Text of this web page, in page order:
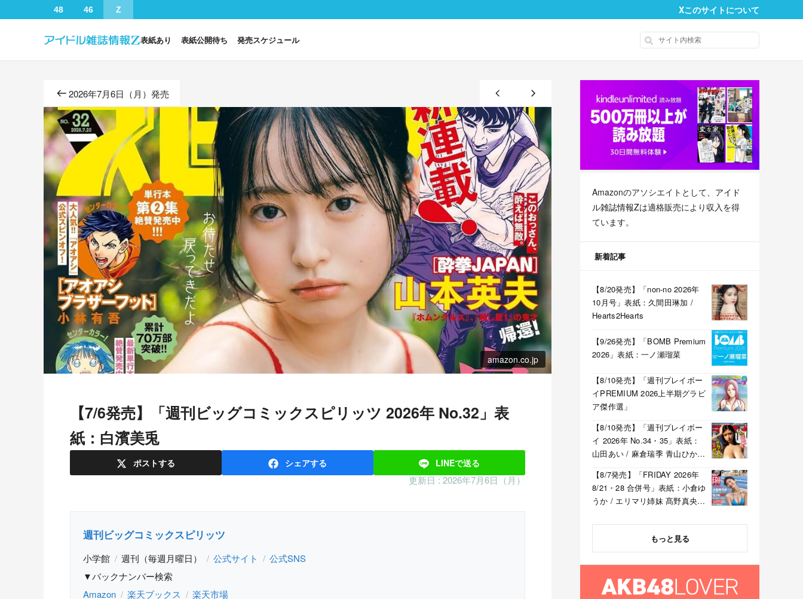
48 46 Z Xこのサイトについて
表紙あり 表紙公開待ち 発売スケジュール
2026年7月6日（月）発売
amazon.co.jp
【7/6発売】「週刊ビッグコミックスピリッツ 2026年 No.32」表
紙：白濱美兎
ポストする シェアする LINEで送る
更新日 : 2026年7月6日（月）
週刊ビッグコミックスピリッツ
小学館 週刊（毎週月曜日） 公式サイト
公式SNS
▼バックナンバー検索
Amazon
楽天ブックス 楽天市場
Amazonのアソシエイトとして、 アイド
ル雑誌情報Zは適格販売により収入を得
ています。
新着記事
【8/20発売】「non-no 2026年
10月号」表紙：久間田琳加 /
Hearts2Hearts
【9/26発売】「BOMB Premium
2026」表紙：一ノ瀬瑠菜
【8/10発売】「週刊プレイボー
イPREMIUM 2026上半期グラビ
ア傑作選」
【8/10発売】「週刊プレイボー
イ 2026年 No.34・35」表紙：
山田あい / 麻倉瑞季 青山ひかる
【8/7発売】「FRIDAY 2026年
8/21・28 合併号」表紙：小倉ゆ
うか / エリマリ姉妹 髙野真央
もっと見る